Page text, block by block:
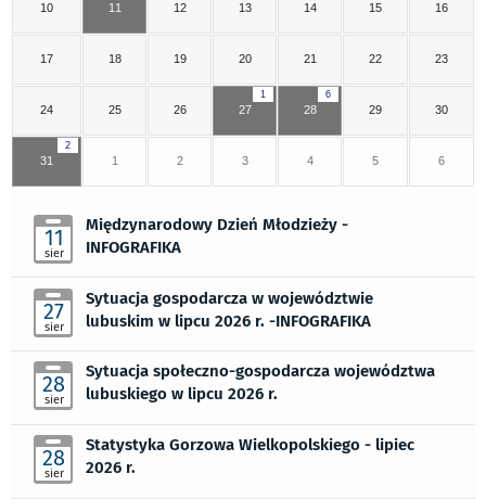
10 11 12 13 14 15 16
17 18 19 20 21 22 23
24 25 26
1
27
6
28 29 30
2
31 1 2 3 4 5 6
11
sier
Międzynarodowy Dzień Młodzieży -
INFOGRAFIKA
27
sier
Sytuacja gospodarcza w województwie
lubuskim w lipcu 2026 r. -INFOGRAFIKA
28
sier
Sytuacja społeczno-gospodarcza województwa
lubuskiego w lipcu 2026 r.
28
sier
Statystyka Gorzowa Wielkopolskiego - lipiec
2026 r.